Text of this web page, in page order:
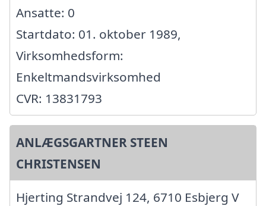
Ansatte: 0
Startdato: 01. oktober 1989,
Virksomhedsform:
Enkeltmandsvirksomhed
CVR: 13831793
ANLÆGSGARTNER STEEN
CHRISTENSEN
Hjerting Strandvej 124, 6710 Esbjerg V